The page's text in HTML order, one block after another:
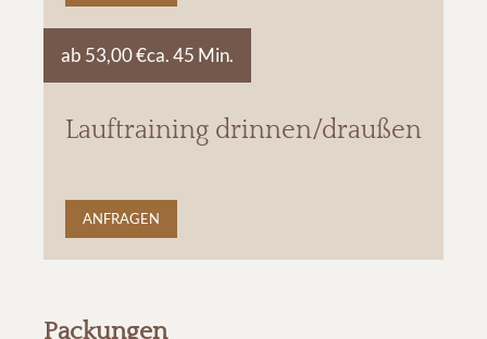
Lauftraining drinnen/draußen
ab 53,00 €ca. 45 Min.
ANFRAGEN
Packungen